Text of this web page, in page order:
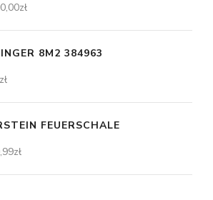
zł
8M2 384963
zł
FEUERSCHALE
zł